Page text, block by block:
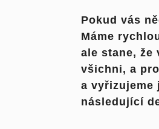
Pokud vás
Máme
ale stane, že
všichni, a
a vyřizujeme
následující